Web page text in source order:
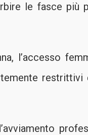
le fasce più
l’accesso